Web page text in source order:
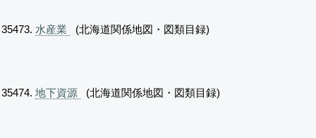
水産業 (北海道関係地図・図類目録)
地下資源 (北海道関係地図・図類目録)